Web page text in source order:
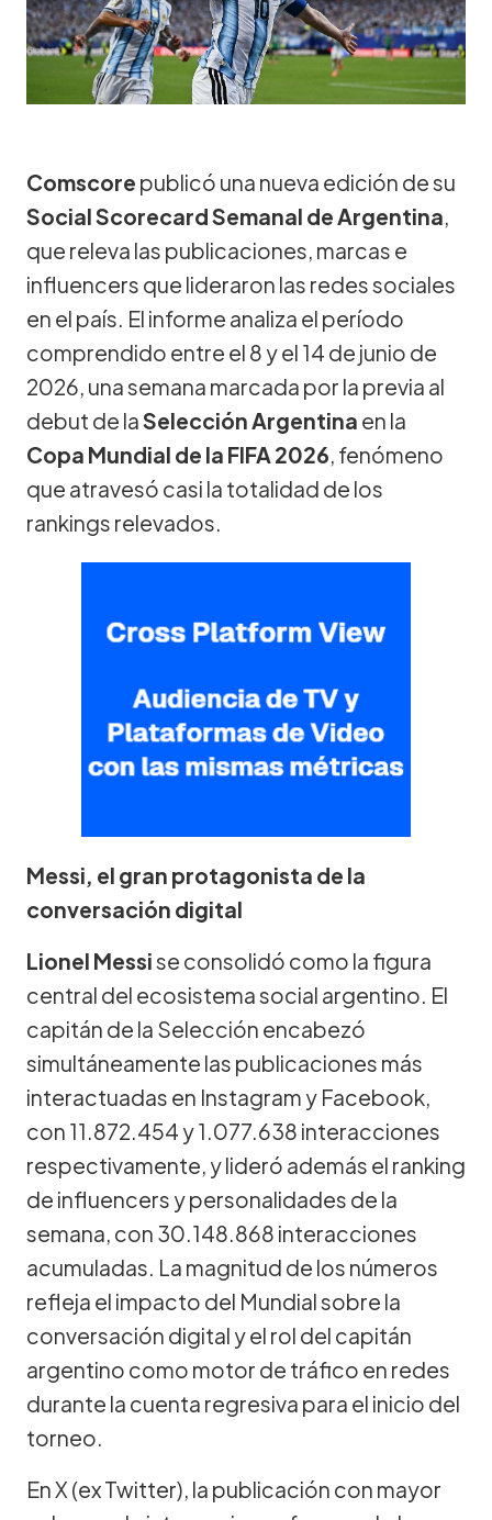
Comscore publicó una nueva edición de su
Social Scorecard Semanal de Argentina,
que releva las publicaciones, marcas e
influencers que lideraron las redes sociales
en el país. El informe analiza el período
comprendido entre el 8 y el 14 de junio de
2026, una semana marcada por la previa al
debut de laSelección Argentina en la
Copa Mundial de la FIFA 2026, fenómeno
que atravesó casi la totalidad de los
rankings relevados.
Messi, el gran protagonista de la
conversación digital
Lionel Messise consolidó como la figura
central del ecosistema social argentino. El
capitán de la Selección encabezó
simultáneamente las publicaciones más
interactuadas en Instagram y Facebook,
con 11.872.454 y 1.077.638 interacciones
respectivamente, y lideró además el ranking
de influencers y personalidades de la
semana, con 30.148.868 interacciones
acumuladas. La magnitud de los números
refleja el impacto del Mundial sobre la
conversación digital y el rol del capitán
argentino como motor de tráfico en redes
durante la cuenta regresiva para el inicio del
torneo.
En X (ex Twitter), la publicación con mayor